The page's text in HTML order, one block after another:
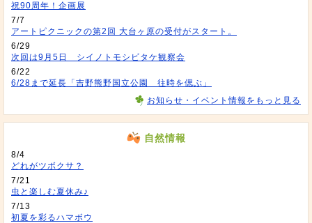
祝90周年！企画展
7/7
アートピクニックの第2回 大台ヶ原の受付がスタート。
6/29
次回は9月5日 シイノトモシビタケ観察会
6/22
6/28まで延長「吉野熊野国立公園 往時を偲ぶ」
お知らせ・イベント情報をもっと見る
自然情報
8/4
どれがツボクサ？
7/21
虫と楽しむ夏休み♪
7/13
初夏を彩るハマボウ